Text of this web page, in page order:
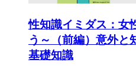
性知識イミダス：女
う～（前編）意外と
基礎知識